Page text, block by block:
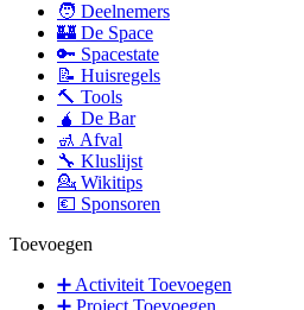
🧑 Deelnemers
🏰 De Space
🔑 Spacestate
📝 Huisregels
🔨 Tools
🧉 De Bar
🚮 Afval
🔧 Kluslijst
💁 Wikitips
💶 Sponsoren
Toevoegen
➕ Activiteit Toevoegen
➕ Project Toevoegen